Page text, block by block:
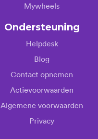
Mywheels
Ondersteuning
Helpdesk
Blog
Contact opnemen
Actievoorwaarden
Algemene voorwaarden
Privacy